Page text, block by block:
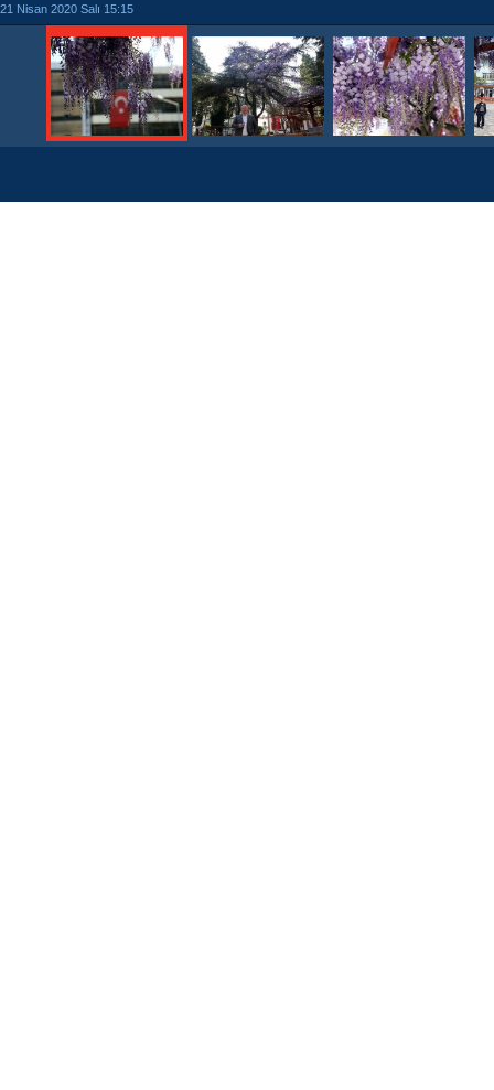
21 Nisan 2020 Salı 15:15